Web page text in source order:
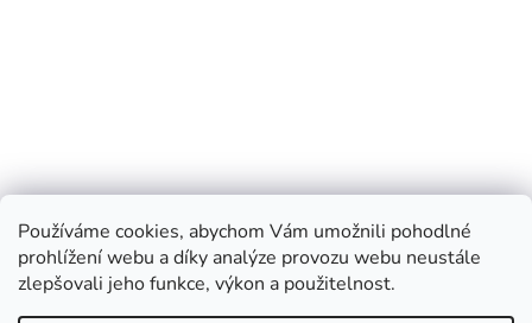
Používáme cookies, abychom Vám umožnili pohodlné
prohlížení webu a díky analýze provozu webu neustále
zlepšovali jeho funkce, výkon a použitelnost.